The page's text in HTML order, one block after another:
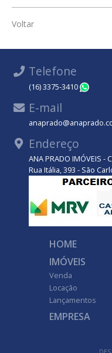
Voltar
Telefone
(16) 3375-3410
E-mail
Endereço
ANA PRADO IMÓVEIS -
Rua Itália, 393 - São
HOME
IMÓVEIS
Venda
Locação
Lançamentos
EMPRESA